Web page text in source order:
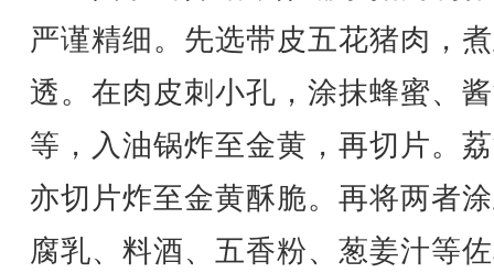
严谨精细。先选带皮五花猪肉，
透。在肉皮刺小孔，涂抹蜂蜜、
等，入油锅炸至金黄，再切片。
亦切片炸至金黄酥脆。再将两者
腐乳、料酒、五香粉、葱姜汁等